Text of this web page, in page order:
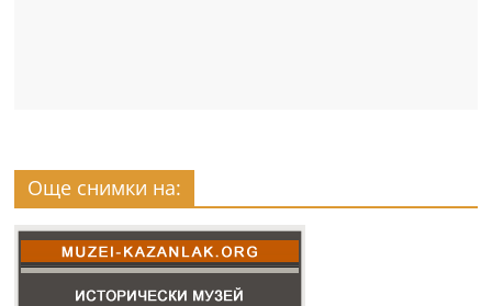
Още снимки на: